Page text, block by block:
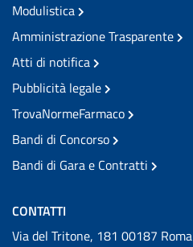
Modulistica
Amministrazione Trasparente
Atti di notifica
Pubblicità legale
TrovaNormeFarmaco
Bandi di Concorso
Bandi di Gara e Contratti
CONTATTI
Via del Tritone, 181 00187 Roma